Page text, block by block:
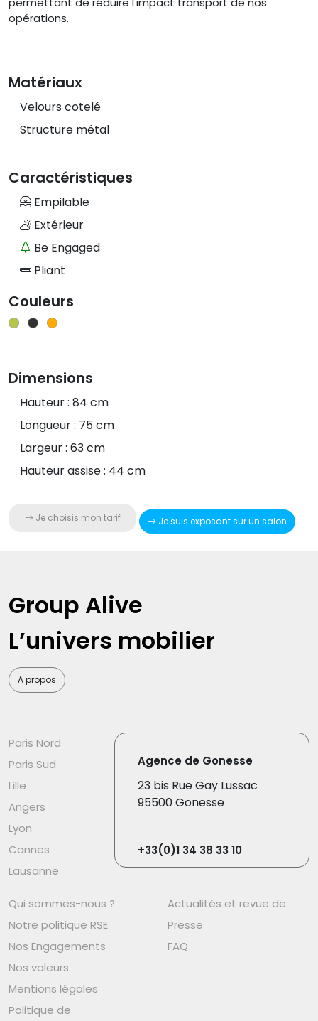
opérations.
Matériaux
Velours cotelé
Structure métal
Caractéristiques
Empilable
Extérieur
Be Engaged
Pliant
Couleurs
Dimensions
Hauteur : 84 cm
Longueur : 75 cm
Largeur : 63 cm
Hauteur assise : 44 cm
Je choisis mon tarif Je suis exposant sur un salon
Group Alive
L’univers mobilier
A propos
Paris Nord
Paris Sud
Lille
Angers
Lyon
Cannes
Lausanne
Agence de Gonesse
23 bis Rue Gay Lussac
95500 Gonesse
+33(0)1 34 38 33 10
Qui sommes-nous ?
Notre politique RSE
Nos Engagements
Nos valeurs
Mentions légales
Politique de
Actualités et revue de
Presse
FAQ